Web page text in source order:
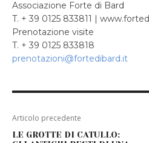
Associazione Forte di Bard
T. + 39 0125 833811 |
Prenotazione visite
T. + 39 0125 833818
prenotazioni@fortedibard.it
Articolo precedente
LE GROTTE DI CATULLO: